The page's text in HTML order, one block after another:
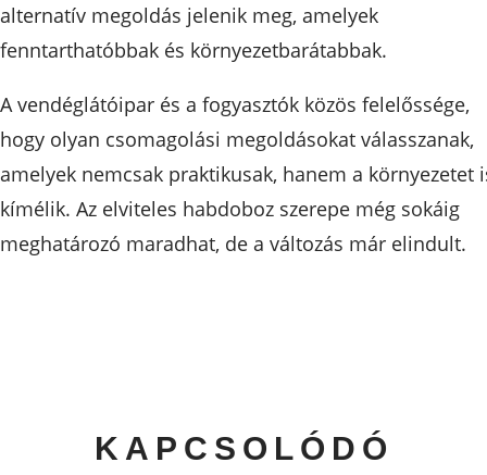
alternatív megoldás jelenik meg, amelyek
fenntarthatóbbak és környezetbarátabbak.
A vendéglátóipar és a fogyasztók közös felelőssége,
hogy olyan csomagolási megoldásokat válasszanak,
amelyek nemcsak praktikusak, hanem a környezetet
kímélik. Az elviteles habdoboz szerepe még sokáig
meghatározó maradhat, de a változás már elindult.
KAPCSOLÓDÓ